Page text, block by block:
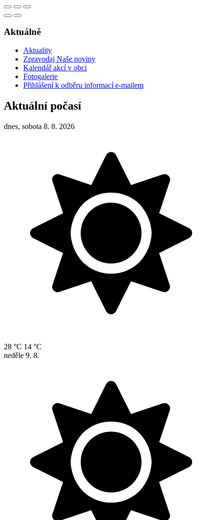
Aktuálně
Aktuality
Zpravodaj Naše noviny
Kalendář akcí v obci
Fotogalerie
Přihlášení k odběru informací e-mailem
Aktuální počasí
dnes, sobota 8. 8. 2026
28 °C 14 °C
neděle 9. 8.